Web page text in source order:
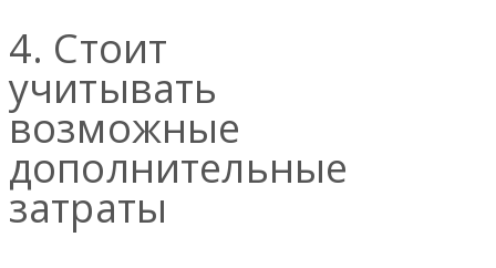
4. Стоит
учитывать
возможные
дополнительные
затраты